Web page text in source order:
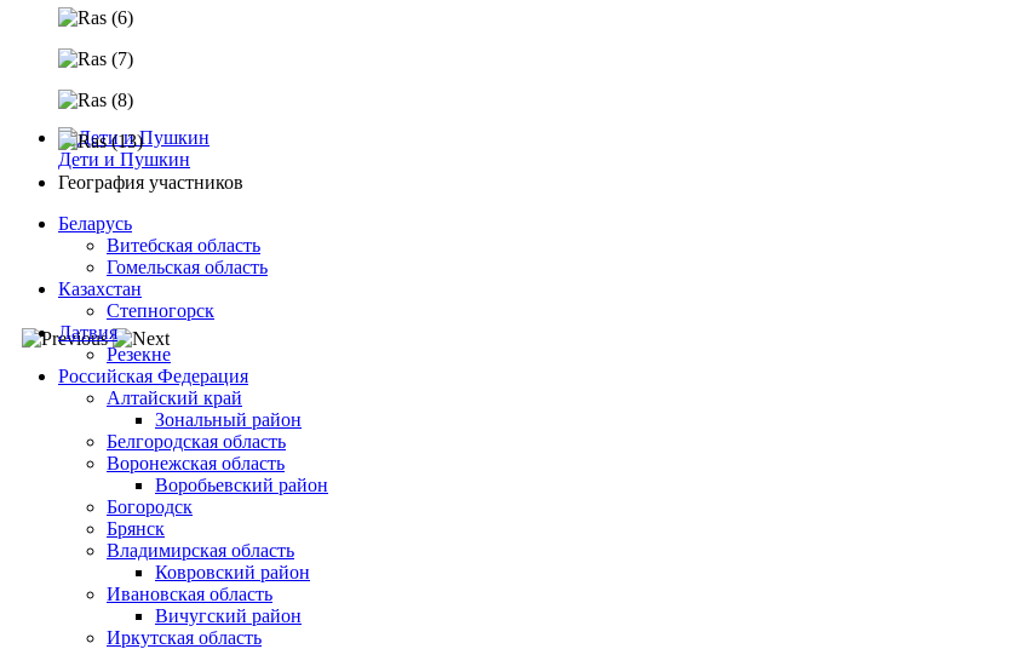
Дети и Пушкин
География участников
Беларусь
Витебская область
Гомельская область
Казахстан
Степногорск
Латвия
Резекне
Российская Федерация
Алтайский край
Зональный район
Белгородская область
Воронежская область
Воробьевский район
Богородск
Брянск
Владимирская область
Ковровский район
Ивановская область
Вичугский район
Иркутская область